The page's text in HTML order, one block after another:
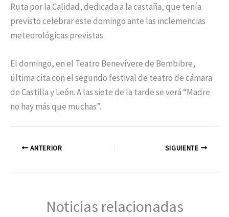
Ruta por la Calidad, dedicada a la castaña, que tenía
previsto celebrar este domingo ante las inclemencias
meteorológicas previstas.
El domingo, en el Teatro Benevívere de Bembibre,
última cita con el segundo festival de teatro de cámara
de Castilla y León. A las siete de la tarde se verá “Madre
no hay más que muchas”.
ANTERIOR SIGUIENTE
Noticias relacionadas